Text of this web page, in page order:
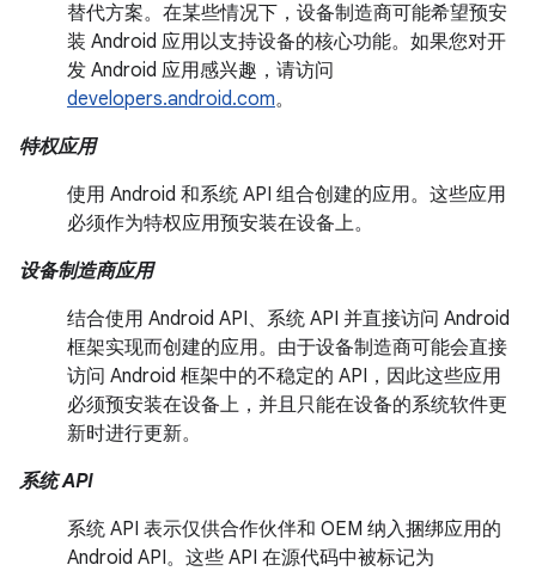
替代方案。在某些情况下，设备制造商可能希望预安
装 Android 应用以支持设备的核心功能。如果您对开
发 Android 应用感兴趣，请访问
developers.android.com。
特权应用
使用 Android 和系统 API 组合创建的应用。这些应用
必须作为特权应用预安装在设备上。
设备制造商应用
结合使用 Android API、系统 API 并直接访问 Android
框架实现而创建的应用。由于设备制造商可能会直接
访问 Android 框架中的不稳定的 API，因此这些应用
必须预安装在设备上，并且只能在设备的系统软件更
新时进行更新。
系统 API
系统 API 表示仅供合作伙伴和 OEM 纳入捆绑应用的
Android API。这些 API 在源代码中被标记为